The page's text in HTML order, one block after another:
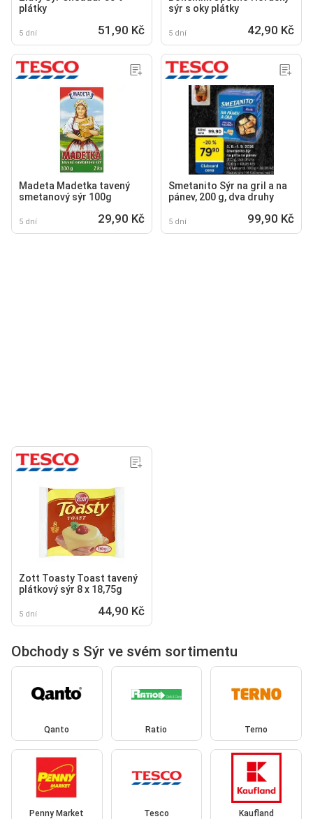
plátky
5 dní 51,90 Kč
sýr s oky plátky
5 dní 42,90 Kč
Madeta Madetka tavený
smetanový sýr 100g
5 dní 29,90 Kč
Smetanito Sýr na gril a na
pánev, 200 g, dva druhy
5 dní 99,90 Kč
Zott Toasty Toast tavený
plátkový sýr 8 x 18,75g
5 dní 44,90 Kč
Obchody s Sýr ve svém sortimentu
Qanto Ratio Terno
Penny Market Tesco Kaufland